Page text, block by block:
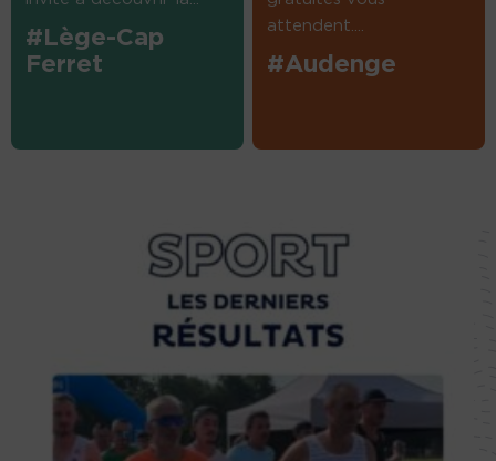
#Lège-Cap
Ferret
attendent....
#Audenge